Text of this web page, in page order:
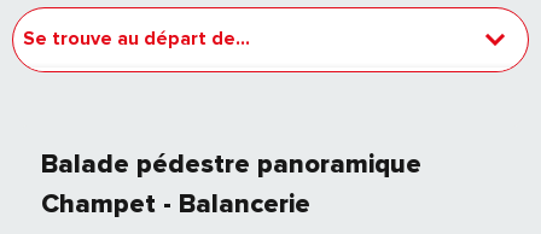
Se trouve au départ de...
Balade pédestre panoramique
Champet - Balancerie